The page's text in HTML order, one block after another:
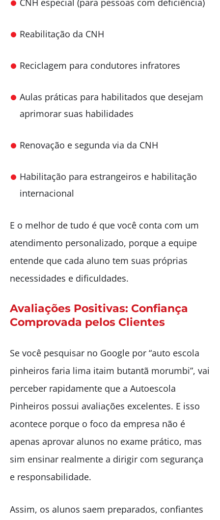
Reabilitação da CNH
Reciclagem para condutores infratores
Aulas práticas para habilitados que desejam
aprimorar suas habilidades
Renovação e segunda via da CNH
Habilitação para estrangeiros e habilitação
internacional
E o melhor de tudo é que você conta com um
atendimento personalizado, porque a equipe
entende que cada aluno tem suas próprias
necessidades e dificuldades.
Avaliações Positivas: Confiança
Comprovada pelos Clientes
Se você pesquisar no Google por “auto escola
pinheiros faria lima itaim butantã morumbi”, vai
perceber rapidamente que a Autoescola
Pinheiros possui avaliações excelentes. E isso
acontece porque o foco da empresa não é
apenas aprovar alunos no exame prático, mas
sim ensinar realmente a dirigir com segurança
e responsabilidade.
Assim, os alunos saem preparados, confiantes